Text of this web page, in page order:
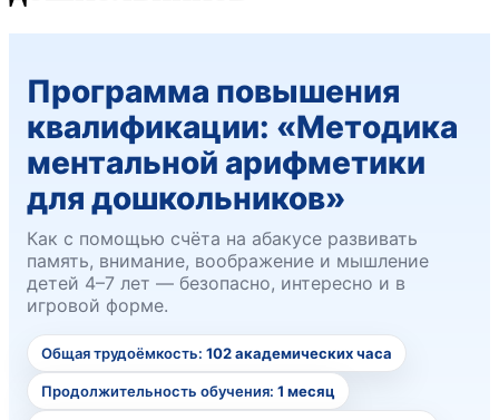
Программа повышения
квалификации: «Методика
ментальной арифметики
для дошкольников»
Как с помощью счёта на абакусе развивать
память, внимание, воображение и мышление
детей 4–7 лет — безопасно, интересно и в
игровой форме.
Общая трудоёмкость: 102 академических часа
Продолжительность обучения: 1 месяц